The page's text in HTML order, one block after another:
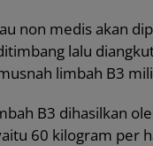
non medis akan
lalu
limbah B3
B3 dihasilkan
60 kilogram per